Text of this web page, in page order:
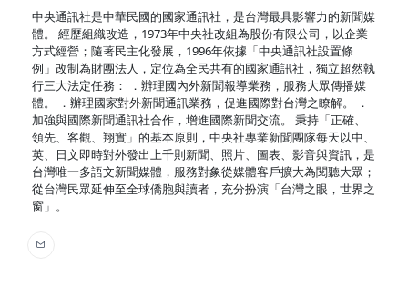
中央通訊社是中華民國的國家通訊社，是台灣最具影響力的新聞媒
體。 經歷組織改造，1973年中央社改組為股份有限公司，以企業
方式經營；隨著民主化發展，1996年依據「中央通訊社設置條
例」改制為財團法人，定位為全民共有的國家通訊社，獨立超然執
行三大法定任務： ．辦理國內外新聞報導業務，服務大眾傳播媒
體。 ．辦理國家對外新聞通訊業務，促進國際對台灣之瞭解。 ．
加強與國際新聞通訊社合作，增進國際新聞交流。 秉持「正確、
領先、客觀、翔實」的基本原則，中央社專業新聞團隊每天以中、
英、日文即時對外發出上千則新聞、照片、圖表、影音與資訊，是
台灣唯一多語文新聞媒體，服務對象從媒體客戶擴大為閱聽大眾；
從台灣民眾延伸至全球僑胞與讀者，充分扮演「台灣之眼，世界之
窗」。